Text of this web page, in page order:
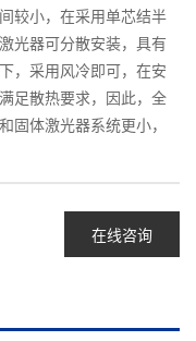
较小，在采用单芯结半
光器可分散安装，具有
，采用风冷即可，在安
足散热要求，因此，全
固体激光器系统更小，
在线咨询